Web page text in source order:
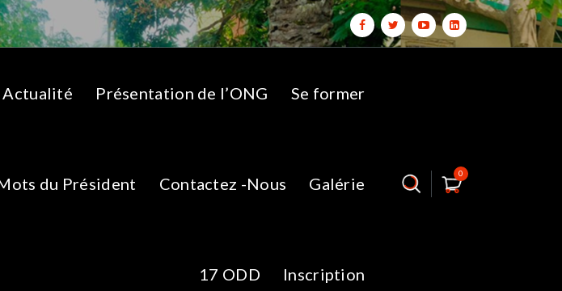
Actualité Présentation de l’ONG Se former
du Président Contactez -Nous Galérie
17 ODD Inscription
0
KINDIA-DHIS2